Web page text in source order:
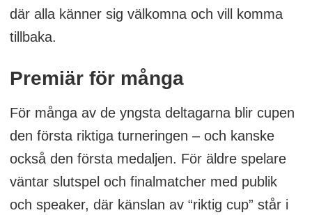
där alla känner sig välkomna och vill komma
tillbaka.
Premiär för många
För många av de yngsta deltagarna blir cupen
den första riktiga turneringen – och kanske
också den första medaljen. För äldre spelare
väntar slutspel och finalmatcher med publik
och speaker, där känslan av “riktig cup” står i